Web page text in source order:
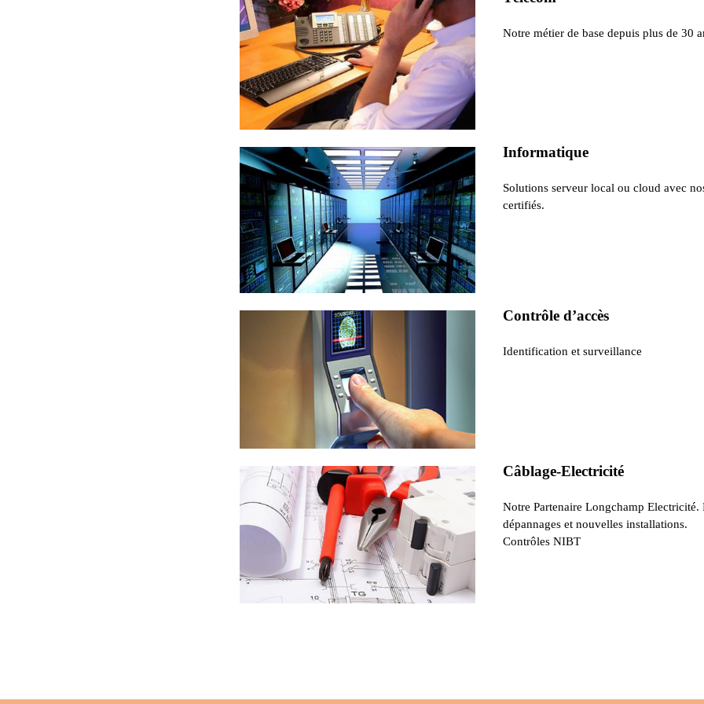
Notre métier de base depuis plus de 30
Informatique
Solutions serveur local ou cloud avec
certifiés.
Contrôle d’accès
Identification et surveillance
Câblage-Electricité
Notre Partenaire Longchamp Electricité.
dépannages et nouvelles installations.
Contrôles NIBT